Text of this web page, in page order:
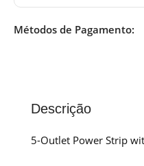
Métodos de Pagamento:
Descrição
5-Outlet Power Strip